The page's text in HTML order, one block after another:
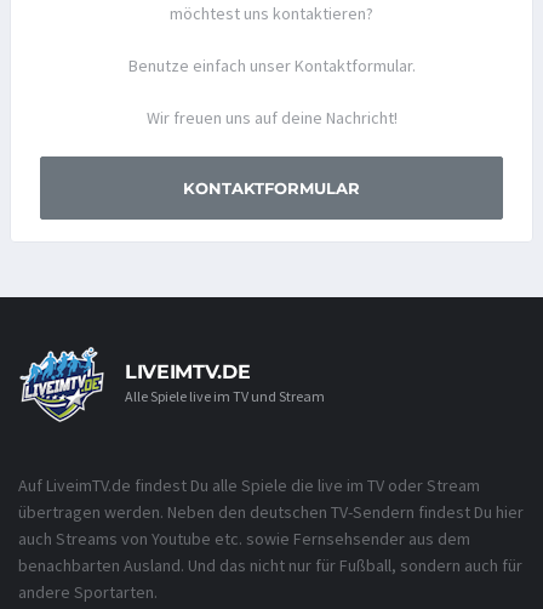
möchtest uns kontaktieren?
Benutze einfach unser Kontaktformular.
Wir freuen uns auf deine Nachricht!
KONTAKTFORMULAR
LIVEIMTV.DE
Alle Spiele live im TV und Stream
Auf LiveimTV.de findest Du alle Spiele die live im TV oder Stream
übertragen werden. Neben den deutschen TV-Sendern findest Du hier
auch Streams von Youtube etc. sowie Fernsehsender aus dem
benachbarten Ausland. Und das nicht nur für Fußball, sondern auch für
andere Sportarten.